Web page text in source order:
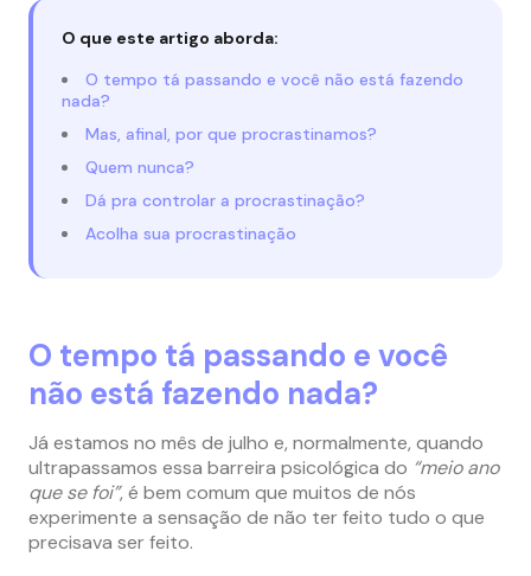
O que este artigo aborda:
O tempo tá passando e você não está fazendo
nada?
Mas, afinal, por que procrastinamos?
Quem nunca?
Dá pra controlar a procrastinação?
Acolha sua procrastinação
O tempo tá passando e você
não está fazendo nada?
Já estamos no mês de julho e, normalmente, quando
ultrapassamos essa barreira psicológica do “meio ano
que se foi”, é bem comum que muitos de nós
experimente a sensação de não ter feito tudo o que
precisava ser feito.